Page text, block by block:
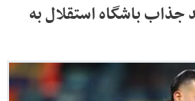
باشگاه استقلال به